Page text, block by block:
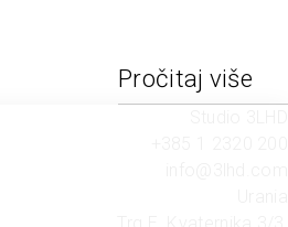
Pročitaj više